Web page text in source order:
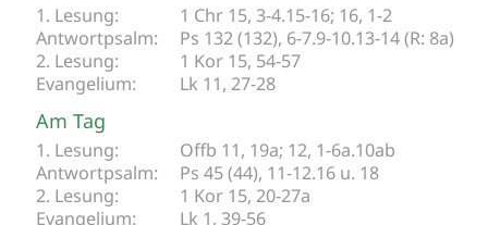
1 Chr 15, 3-4.15-16; 16, 1-2
Ps 132 (132), 6-7.9-10.13-14 (R: 8a)­
1 Kor 15, 54-57
Lk 11, 27-28
Am Tag
Offb 11, 19a; 12, 1-6a.10ab
Ps 45 (44), 11-12.16 u. 18
1 Kor 15, 20-27a
Lk 1, 39-56